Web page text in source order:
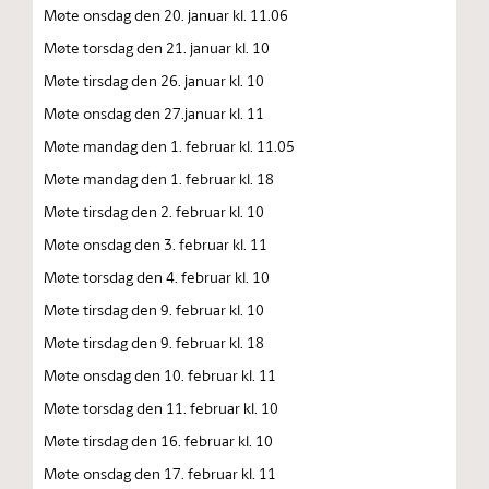
Møte onsdag den 20. januar kl. 11.06
Møte torsdag den 21. januar kl. 10
Møte tirsdag den 26. januar kl. 10
Møte onsdag den 27.januar kl. 11
Møte mandag den 1. februar kl. 11.05
Møte mandag den 1. februar kl. 18
Møte tirsdag den 2. februar kl. 10
Møte onsdag den 3. februar kl. 11
Møte torsdag den 4. februar kl. 10
Møte tirsdag den 9. februar kl. 10
Møte tirsdag den 9. februar kl. 18
Møte onsdag den 10. februar kl. 11
Møte torsdag den 11. februar kl. 10
Møte tirsdag den 16. februar kl. 10
Møte onsdag den 17. februar kl. 11